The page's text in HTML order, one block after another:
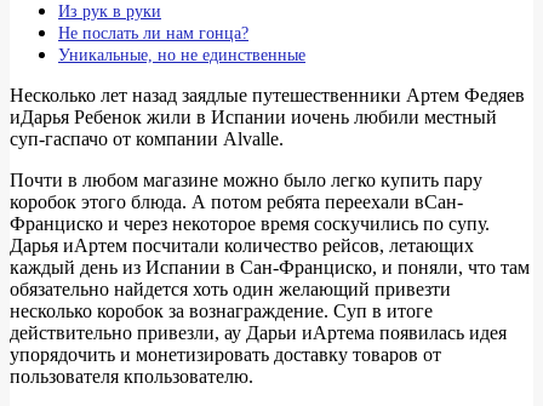
Из рук в руки
Не послать ли нам гонца?
Уникальные, но не единственные
Несколько лет назад заядлые путешественники Артем Федяев
иДарья Ребенок жили в Испании иочень любили местный
суп-гаспачо от компании Alvalle.
Почти в любом магазине можно было легко купить пару
коробок этого блюда. А потом ребята переехали вСан-
Франциско и через некоторое время соскучились по супу.
Дарья иАртем посчитали количество рейсов, летающих
каждый день из Испании в Сан-Франциско, и поняли, что там
обязательно найдется хоть один желающий привезти
несколько коробок за вознаграждение. Суп в итоге
действительно привезли, ау Дарьи иАртема появилась идея
упорядочить и монетизировать доставку товаров от
пользователя кпользователю.